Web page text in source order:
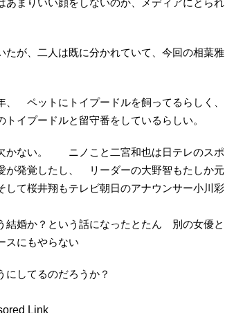
まりいい顔をしないのか、メディアにとられ
が、二人は既に分かれていて、今回の相葉雅
、 ペットにトイプードルを飼ってるらしく、
イプードルと留守番をしているらしい。
かない。 ニノこと二宮和也は日テレのスポ
が発覚したし、 リーダーの大野智もたしか元
て桜井翔もテレビ朝日のアナウンサー小川彩
結婚か？という話になったとたん 別の女優と
にもやらない
にしてるのだろうか？
Link